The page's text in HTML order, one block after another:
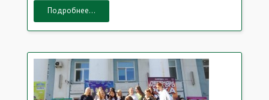
Подробнее...